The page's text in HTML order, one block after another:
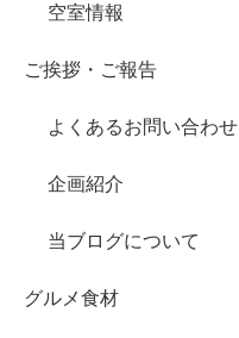
空室情報
ご挨拶・ご報告
よくあるお問い合わせ
企画紹介
当ブログについて
グルメ食材